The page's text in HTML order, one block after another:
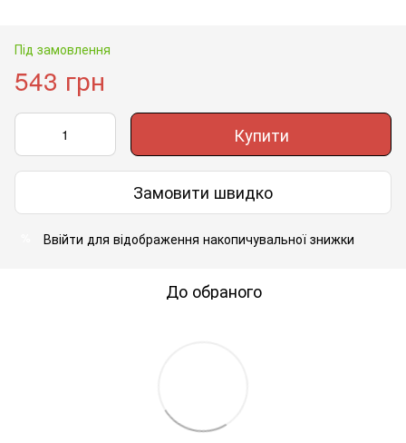
Під замовлення
543 грн
Купити
Замовити швидко
Ввійти для відображення накопичувальної знижки
До обраного